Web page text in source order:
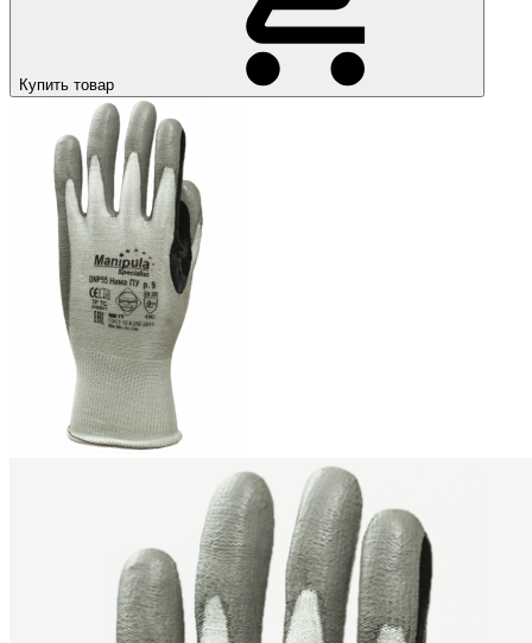
Купить товар